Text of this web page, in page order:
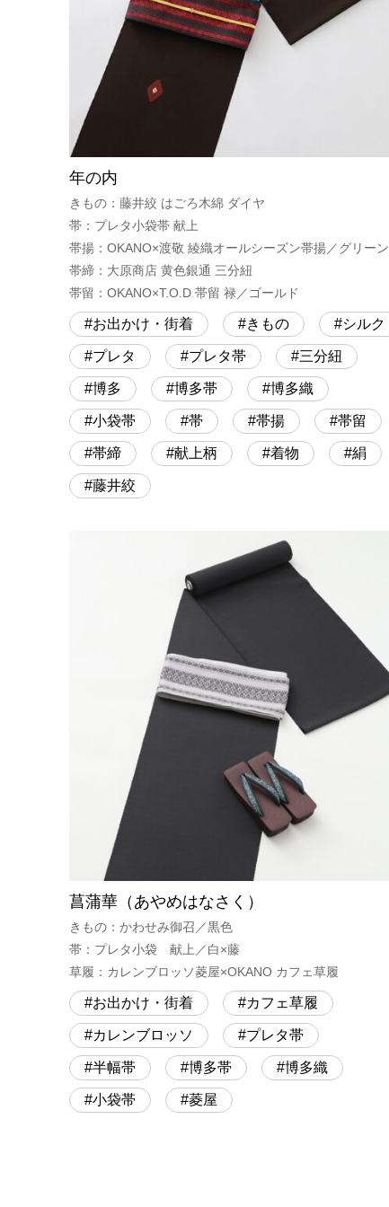
年の内
きもの：藤井絞 はごろ木綿 ダイヤ
帯：プレタ小袋帯 献上
帯揚：OKANO×渡敬 綾織オールシーズン帯揚／グリーン
帯締：大原商店 黄色銀通 三分紐
帯留：OKANO×T.O.D 帯留 禄／ゴールド
お出かけ・街着 きもの シルク
プレタ プレタ帯 三分紐
博多 博多帯 博多織
小袋帯 帯 帯揚 帯留
帯締 献上柄 着物 絹
藤井絞
菖蒲華（あやめはなさく）
きもの：かわせみ御召／黒色
帯：プレタ小袋 献上／白×藤
草履：カレンブロッソ菱屋×OKANO カフェ草履
お出かけ・街着 カフェ草履
カレンブロッソ プレタ帯
半幅帯 博多帯 博多織
小袋帯 菱屋